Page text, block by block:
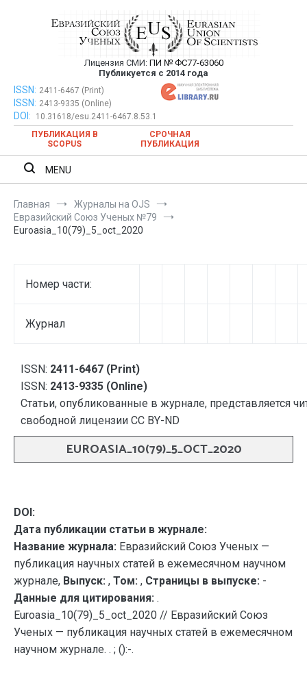
Евразийский Союз Ученых —
публикация научных статей в
ежемесячном научном журнале
Лицензия СМИ: ПИ № ФС77-63060
Публикуется с 2014 года
Евразийский Союз Ученых — публикация научных статей в
ежемесячном научном журнале
ISSN: 2411-6467 (Print)
ISSN: 2413-9335 (Online)
DOI:
10.31618/esu.2411-6467.8.53.1
ПУБЛИКАЦИЯ В
SCOPUS
СРОЧНАЯ
ПУБЛИКАЦИЯ
MENU
Главная
Журналы на OJS
Евразийский Союз Ученых №79
Euroasia_10(79)_5_oct_2020
Номер части:
Журнал
ISSN: 2411-6467 (Print)
ISSN: 2413-9335 (Online)
Статьи, опубликованные в журнале, представляется
свободной лицензии CC BY-ND
EUROASIA_10(79)_5_OCT_2020
DOI:
Дата публикации статьи в журнале:
Название журнала: Евразийский Союз Ученых —
публикация научных статей в ежемесячном научном
журнале, Выпуск: , Том: , Страницы в выпуске: -
Данные для цитирования: .
Euroasia_10(79)_5_oct_2020 // Евразийский Союз
Ученых — публикация научных статей в ежемесячном
научном журнале. . ; ():-.